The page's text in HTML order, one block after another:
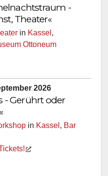
-
Theater«
in Kassel ,
Ottoneum
2026
- Gerührt oder
in Kassel , Bar